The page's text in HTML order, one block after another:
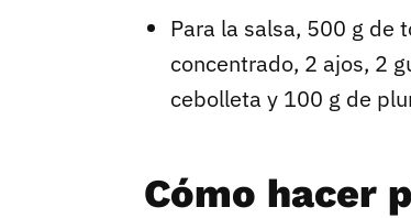
Para la salsa, 500 g de
concentrado, 2 ajos, 2
cebolleta y 100 g de
Cómo hacer